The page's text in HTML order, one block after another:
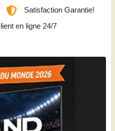
Satisfaction Garantie!
en ligne 24/7